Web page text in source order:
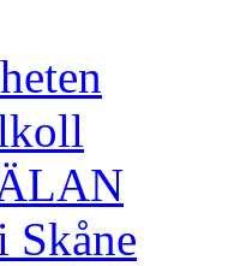
Skåne